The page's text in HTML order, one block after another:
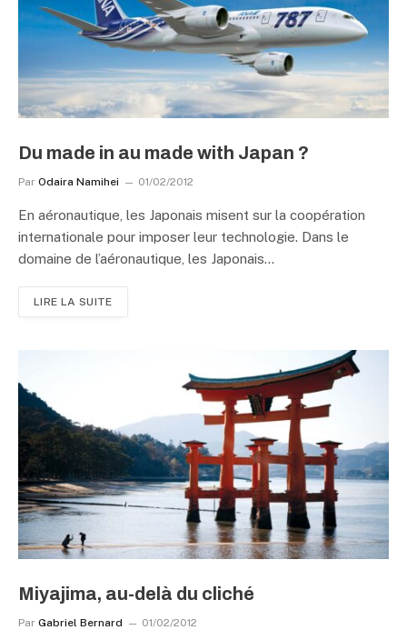
Du made in au made with Japan ?
Par Odaira Namihei 01/02/2012
En aéronautique, les Japonais misent sur la coopération
internationale pour imposer leur technologie. Dans le
domaine de l’aéronautique, les Japonais…
LIRE LA SUITE
Miyajima, au-delà du cliché
Par Gabriel Bernard 01/02/2012